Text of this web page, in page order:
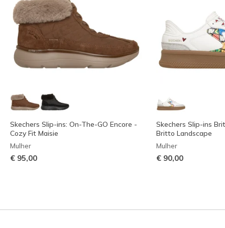
Skechers Slip-ins: On-The-GO Encore -
Cozy Fit Maisie
Mulher
€ 95,00
Skechers Slip-ins
Britto Landscape
Mulher
€ 90,00